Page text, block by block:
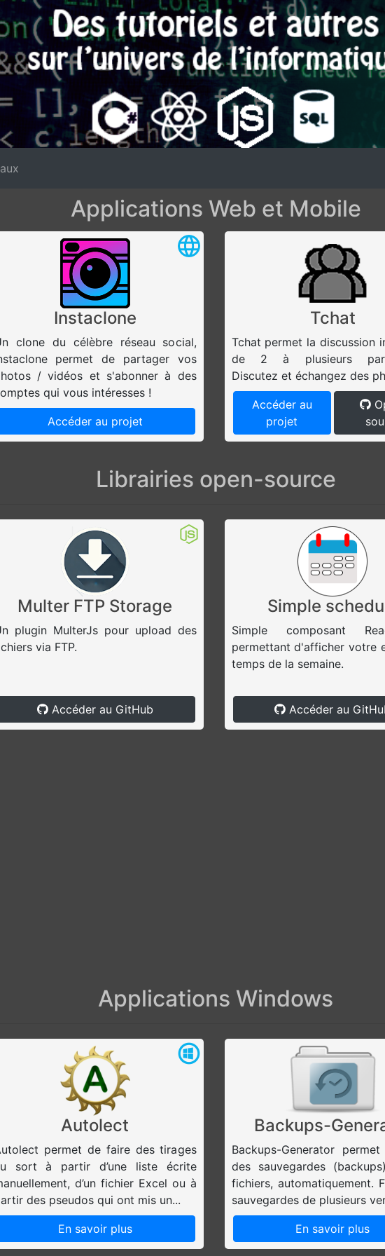
Applications Web et Mobile
Instaclone
clone du célèbre réseau social,
permet de partager vos
/ vidéos et s'abonner à des
qui vous intéresses !
Accéder au projet
Tchat
Tchat permet la discussion
de 2 à plusieurs
Discutez et échangez des
Accéder au
projet
Librairies open-source
Multer FTP Storage
plugin MulterJs pour upload des
via FTP.
Accéder au GitHub
Simple
Simple composant
permettant d'afficher votre
temps de la semaine.
Accéder au
Applications Windows
Autolect
permet de faire des tirages
sort à partir d’une liste écrite
d’un fichier Excel ou à
des pseudos qui ont mis un...
En savoir plus
Backups-
Backups-Generator
des sauvegardes
fichiers, automatiquement.
sauvegardes de plusieurs
En savoir plus